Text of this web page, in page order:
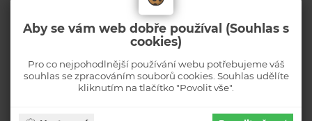
Aby se vám web dobře používal (Souhlas s
cookies)
Pro co nejpohodlnější používání webu potřebujeme váš
souhlas se zpracováním souborů cookies. Souhlas udělíte
kliknutím na tlačítko "Povolit vše".